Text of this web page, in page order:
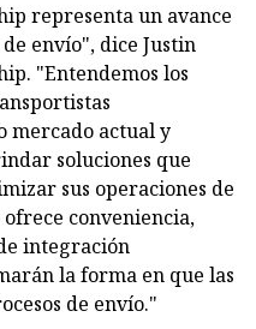
representa un avance
envío", dice Justin
"Entendemos los
mercado actual y
soluciones que
sus operaciones de
conveniencia,
integración
la forma en que las
de envío."